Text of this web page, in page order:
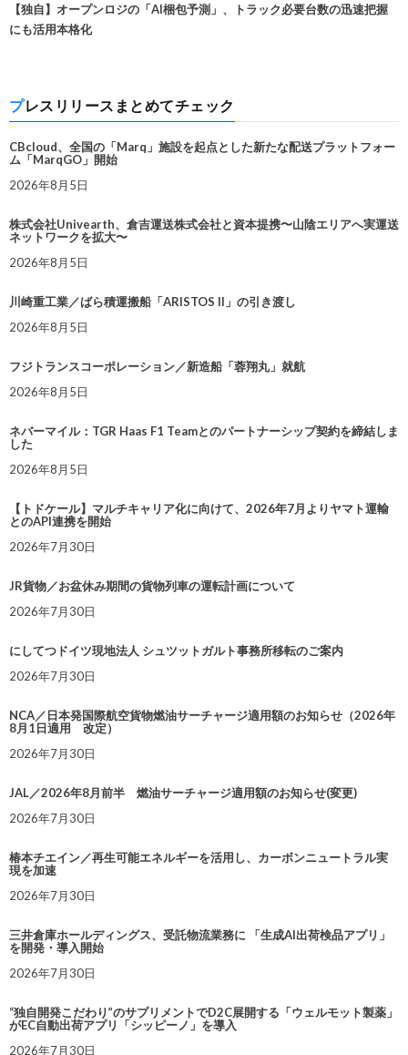
【独自】オープンロジの「AI梱包予測」、トラック必要台数の迅速把握
にも活用本格化
プレスリリースまとめてチェック
CBcloud、全国の「Marq」施設を起点とした新たな配送プラットフォー
ム「MarqGO」開始
2026年8月5日
株式会社Univearth、倉吉運送株式会社と資本提携〜山陰エリアへ実運送
ネットワークを拡大〜
2026年8月5日
川崎重工業／ばら積運搬船「ARISTOS II」の引き渡し
2026年8月5日
フジトランスコーポレーション／新造船「蓉翔丸」就航
2026年8月5日
ネバーマイル：TGR Haas F1 Teamとのパートナーシップ契約を締結しま
した
2026年8月5日
【トドケール】マルチキャリア化に向けて、2026年7月よりヤマト運輸
とのAPI連携を開始
2026年7月30日
JR貨物／お盆休み期間の貨物列車の運転計画について
2026年7月30日
にしてつドイツ現地法人 シュツットガルト事務所移転のご案内
2026年7月30日
NCA／日本発国際航空貨物燃油サーチャージ適用額のお知らせ（2026年
8月1日適用 改定）
2026年7月30日
JAL／2026年8月前半 燃油サーチャージ適用額のお知らせ(変更)
2026年7月30日
椿本チエイン／再生可能エネルギーを活用し、カーボンニュートラル実
現を加速
2026年7月30日
三井倉庫ホールディングス、受託物流業務に 「生成AI出荷検品アプリ」
を開発・導入開始
2026年7月30日
“独自開発こだわり”のサプリメントでD2C展開する「ウェルモット製薬」
がEC自動出荷アプリ「シッピーノ」を導入
2026年7月30日